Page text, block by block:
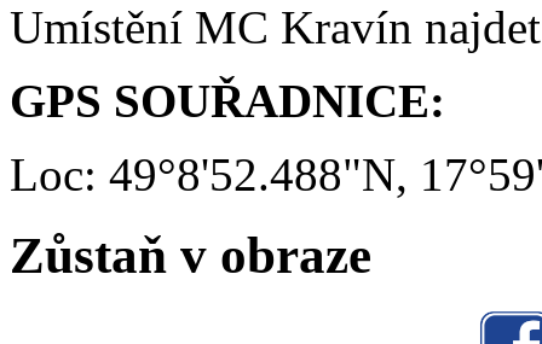
Umístění MC Kravín
GPS SOUŘADNICE:
Loc: 49°8'52.488"N,
Zůstaň v obraze